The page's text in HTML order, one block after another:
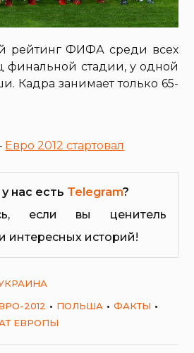
рейтинг ФИФА среди всех
финальной стадии, у одной
Кадра занимает только 65-
Евро 2012 стартовал
нас есть Telegram?
если вы ценитель
интересных историй!
2012 ПОЛЬША
ФАКТЫ
ЕВРОПЫ